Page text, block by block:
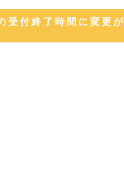
受付終了時間に変更が